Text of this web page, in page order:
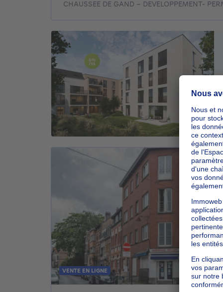
CHAUSSEE DE GAND - DEVELOPPEMENT-
VENTE EN LIGNE